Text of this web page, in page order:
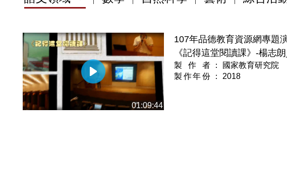
01:09:44
107年品德教育資源網專題
《記得這堂閱讀課》-楊志
製 作 者 ：
國家教育研究院
製作年份
： 2018